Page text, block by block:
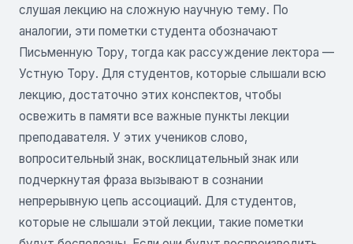
слушая лекцию на сложную научную тему. По
аналогии, эти пометки студента обозначают
Письменную Тору, тогда как рассуждение лектора —
Устную Тору. Для студентов, которые слышали всю
лекцию, достаточно этих конспектов, чтобы
освежить в памяти все важные пункты лекции
преподавателя. У этих учеников слово,
вопросительный знак, восклицательный знак или
подчеркнутая фраза вызывают в сознании
непрерывную цепь ассоциаций. Для студентов,
которые не слышали этой лекции, такие пометки